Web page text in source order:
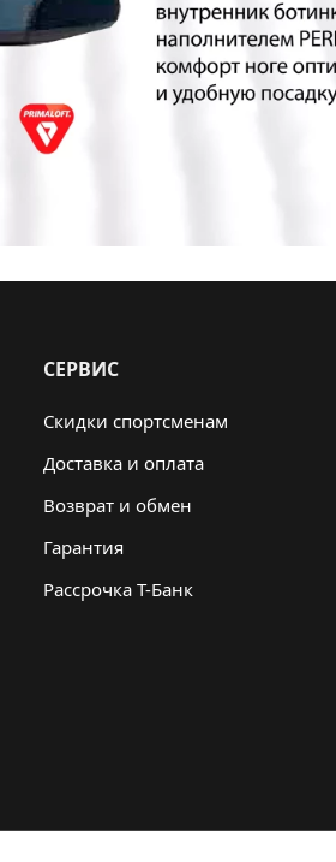
СЕРВИС
Скидки спортсменам
Доставка и оплата
Возврат и обмен
Гарантия
Рассрочка Т-Банк